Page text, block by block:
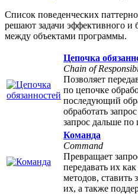
Список поведенческих
решают задачи эффективного и
между объектами программы.
Цепочка
Chain of
Позволяет
по цепочке
последующий
обработать
запрос дальше по
Команда
Command
Превращает
передавать их
методов, ставить
их, а также